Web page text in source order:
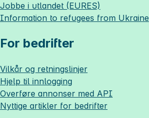
Jobbe i utlandet (EURES)
Information to refugees from Ukraine
For bedrifter
Vilkår og retningslinjer
Hjelp til innlogging
Overføre annonser med API
Nyttige artikler for bedrifter